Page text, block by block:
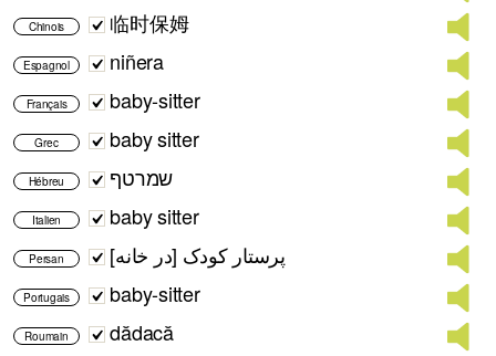
Chinois 临时保姆
Espagnol niñera
Français baby-sitter
Grec baby sitter
Hébreu שמרטף
Italien baby sitter
Persan پرستار کودک [در خانه]
Portugais baby-sitter
Roumain dădacă